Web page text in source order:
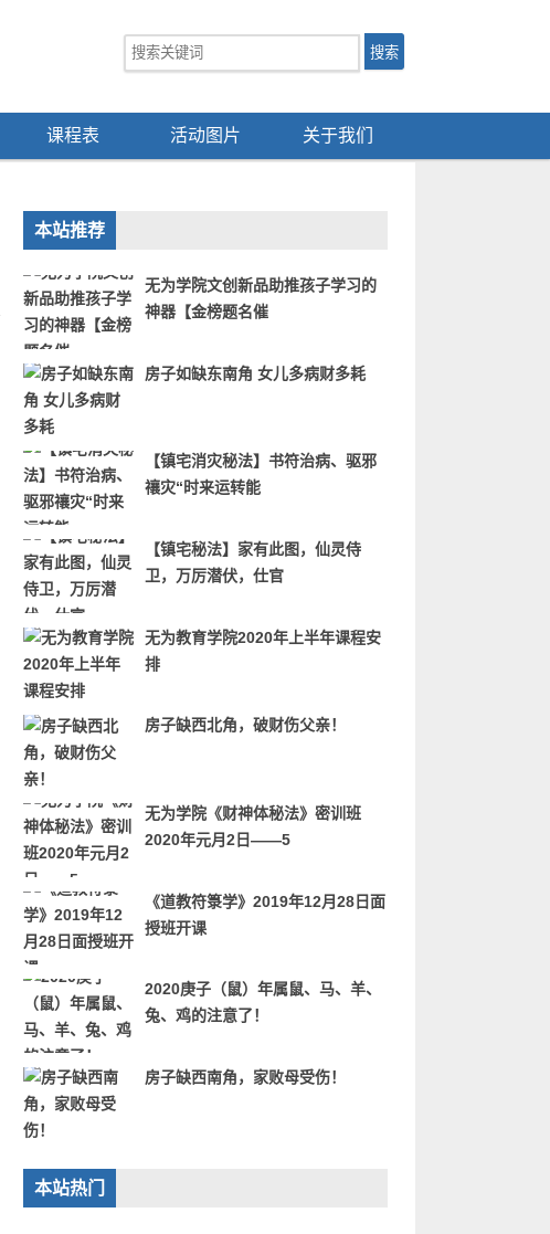
课程表 活动图片 关于我们
本站推荐
无为学院文创新品助推孩子学习的
神器【金榜题名催
房子如缺东南角 女儿多病财多耗
【镇宅消灾秘法】书符治病、驱邪
禳灾“时来运转能
【镇宅秘法】家有此图，仙灵侍
卫，万厉潜伏，仕官
无为教育学院2020年上半年课程安
排
房子缺西北角，破财伤父亲！
无为学院《财神体秘法》密训班
2020年元月2日——5
《道教符箓学》2019年12月28日面
授班开课
2020庚子（鼠）年属鼠、马、羊、
兔、鸡的注意了！
房子缺西南角，家败母受伤！
本站热门